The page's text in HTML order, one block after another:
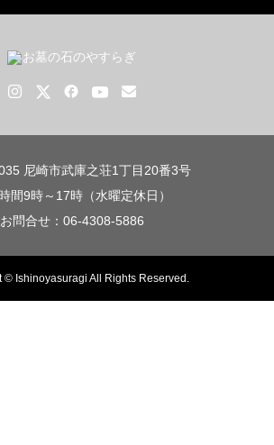
尼崎市武庫之荘1丁目20番3号
間9時～17時（水曜定休日）
お問合せ：06-4308-5886
© Ishinoyasuragi All Rights Reserved.